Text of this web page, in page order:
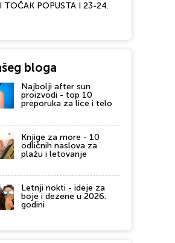
TOČAK POPUSTA I 23-24.
bloga
Najbolji after sun
proizvodi - top 10
preporuka za lice i telo
Knjige za more - 10
odličnih naslova za
plažu i letovanje
Letnji nokti - ideje za
boje i dezene u 2026.
godini